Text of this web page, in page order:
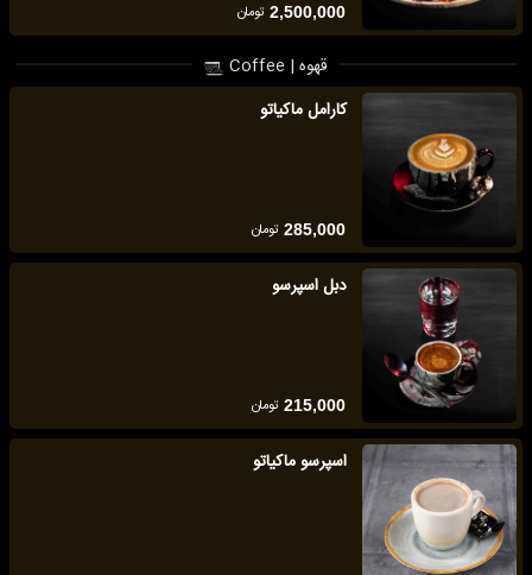
2,500,000 تومان
قهوه | Coffee
کارامل ماکیاتو
285,000 تومان
دبل اسپرسو
215,000 تومان
اسپرسو ماکیاتو